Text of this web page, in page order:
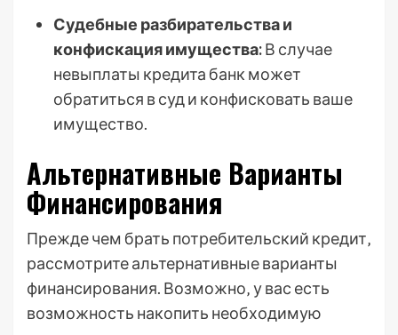
Судебные разбирательства и
конфискация имущества:В случае
невыплаты кредита банк может
обратиться в суд и конфисковать ваше
имущество.
Альтернативные Варианты
Финансирования
Прежде чем брать потребительский кредит‚
рассмотрите альтернативные варианты
финансирования. Возможно‚ у вас есть
возможность накопить необходимую